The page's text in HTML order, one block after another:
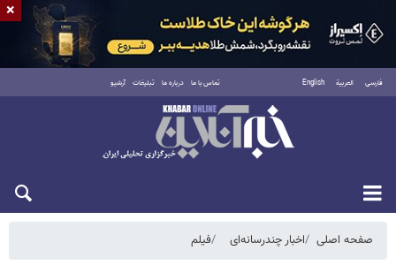
فارسی العربية English تماس با ما درباره ما تبلیغات آرشیو
یکشنبه ۱۸ مرداد ۱۴۰۵
صفحه اصلی اخبار چندرسانه‌ای فیلم
×